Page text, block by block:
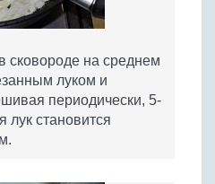
сковороде на среднем
луком и
периодически, 5-
лук становится